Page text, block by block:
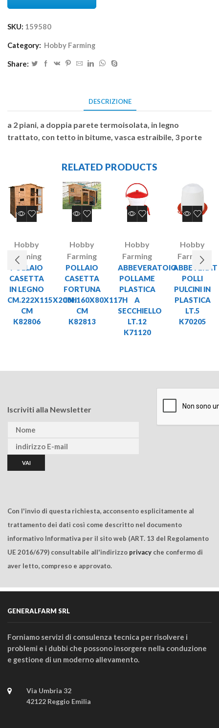
SKU: 159580
Category: Hobby Farming
Share:
DESCRIZIONE
a 2 piani, a doppia parete termoisolata, in legno
trattato, con tetto in bitume, vasca estraibile, 3 porte
RELATED PRODUCTS
Hobby
Farming
POLLAIO
CASETTA
IN LEGNO
CM.222X115X200H
CM
K82806
Hobby
Farming
POLLAIO
CASETTA
FORTUNA
CM.160X80X117H
CM
K82813
Hobby
Farming
ABBEVERATOIO
POLLAME
PLASTICA
A
SECCHIELLO
LT.12
K71120
Hobby
Farming
POLLI
PULCINI IN
PLASTICA
LT.5
K70205
Iscriviti alla Newsletter
Con l'invio di questa richiesta, acconsento esplicitamente al
trattamento dei dati così come descritto nel documento
informativo Informativa per il sito web (ART. 13 del Regolamento
UE 2016/679) consultabile all'indirizzo privacy che confermo di
aver letto, compreso e approvato.
GENERALFARM SRL
Forniamo servizi di consulenza tecnica per risolvere i
problemi e i dubbi che possono insorgere nella conduzione
e gestione di un moderno allevamento.
Via Umbria 32
42122 Reggio Emilia